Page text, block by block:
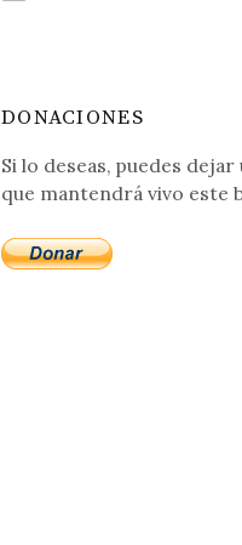
DONACIONES
Si lo deseas, puedes
que mantendrá vivo este